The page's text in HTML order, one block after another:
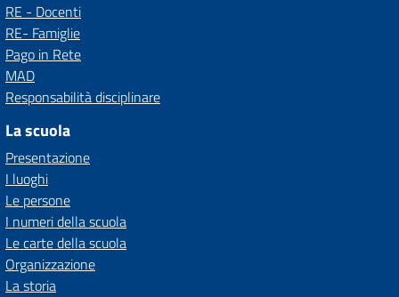
RE - Docenti
RE- Famiglie
Pago in Rete
MAD
Responsabilità disciplinare
La scuola
Presentazione
I luoghi
Le persone
I numeri della scuola
Le carte della scuola
Organizzazione
La storia